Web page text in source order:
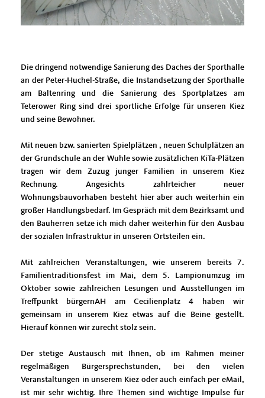
Die dringend notwendige Sanierung des Daches der Sporthalle
an der Peter-Huchel-Straße, die Instandsetzung der Sporthalle
am Baltenring und die Sanierung des Sportplatzes am
Teterower Ring sind drei sportliche Erfolge für unseren Kiez
und seine Bewohner.
Mit neuen bzw. sanierten Spielplätzen , neuen Schulplätzen an
der Grundschule an der Wuhle sowie zusätzlichen KiTa-Plätzen
tragen wir dem Zuzug junger Familien in unserem Kiez
Rechnung. Angesichts zahlrteicher neuer
Wohnungsbauvorhaben besteht hier aber auch weiterhin ein
großer Handlungsbedarf. Im Gespräch mit dem Bezirksamt und
den Bauherren setze ich mich daher weiterhin für den Ausbau
der sozialen Infrastruktur in unseren Ortsteilen ein.
Mit zahlreichen Veranstaltungen, wie unserem bereits 7.
Familientraditionsfest im Mai, dem 5. Lampionumzug im
Oktober sowie zahlreichen Lesungen und Ausstellungen im
Treffpunkt bürgernAH am Cecilienplatz 4 haben wir
gemeinsam in unserem Kiez etwas auf die Beine gestellt.
Hierauf können wir zurecht stolz sein.
Der stetige Austausch mit Ihnen, ob im Rahmen meiner
regelmäßigen Bürgersprechstunden, bei den vielen
Veranstaltungen in unserem Kiez oder auch einfach per eMail,
ist mir sehr wichtig. Ihre Themen sind wichtige Impulse für